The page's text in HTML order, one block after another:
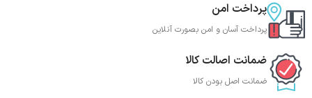
پرداخت امن
پرداخت آسان و امن بصورت آنلاین
ضمانت اصالت کالا
ضمانت اصل بودن کالا